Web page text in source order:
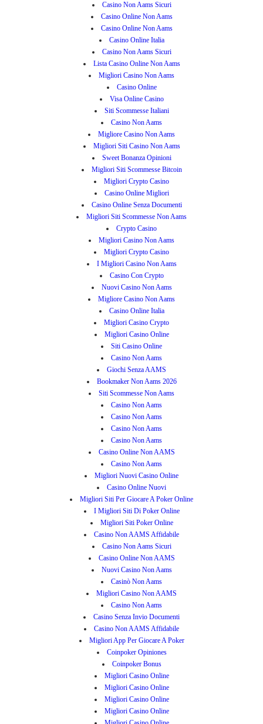
Casino Non Aams Sicuri
Casino Online Non Aams
Casino Online Non Aams
Casino Online Italia
Casino Non Aams Sicuri
Lista Casino Online Non Aams
Migliori Casino Non Aams
Casino Online
Visa Online Casino
Siti Scommesse Italiani
Casino Non Aams
Migliore Casino Non Aams
Migliori Siti Casino Non Aams
Sweet Bonanza Opinioni
Migliori Siti Scommesse Bitcoin
Migliori Crypto Casino
Casino Online Migliori
Casino Online Senza Documenti
Migliori Siti Scommesse Non Aams
Crypto Casino
Migliori Casino Non Aams
Migliori Crypto Casino
I Migliori Casino Non Aams
Casino Con Crypto
Nuovi Casino Non Aams
Migliore Casino Non Aams
Casino Online Italia
Migliori Casino Crypto
Migliori Casino Online
Siti Casino Online
Casino Non Aams
Giochi Senza AAMS
Bookmaker Non Aams 2026
Siti Scommesse Non Aams
Casino Non Aams
Casino Non Aams
Casino Non Aams
Casino Non Aams
Casino Online Non AAMS
Casino Non Aams
Migliori Nuovi Casino Online
Casino Online Nuovi
Migliori Siti Per Giocare A Poker Online
I Migliori Siti Di Poker Online
Migliori Siti Poker Online
Casino Non AAMS Affidabile
Casino Non Aams Sicuri
Casino Online Non AAMS
Nuovi Casino Non Aams
Casinò Non Aams
Migliori Casino Non AAMS
Casino Non Aams
Casino Senza Invio Documenti
Casino Non AAMS Affidabile
Migliori App Per Giocare A Poker
Coinpoker Opiniones
Coinpoker Bonus
Migliori Casino Online
Migliori Casino Online
Migliori Casino Online
Migliori Casino Online